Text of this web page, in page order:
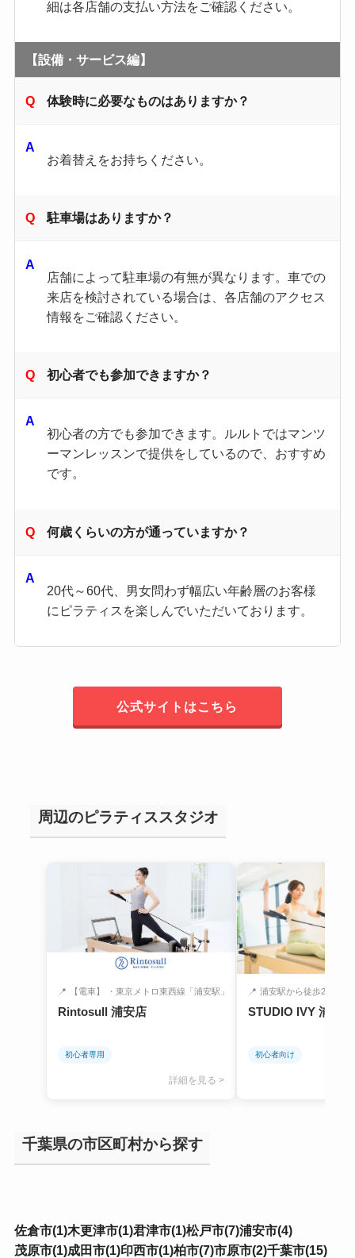
細は各店舗の支払い方法をご確認ください。​
【設備・サービス編】
体験時に必要なものはありますか？
お着替えをお持ちください。
駐車場はありますか？
店舗によって駐車場の有無が異なります。​車での
来店を検討されている場合は、各店舗のアクセス
情報をご確認ください。
初心者でも参加できますか？
初心者の方でも参加できます。ルルトではマンツ
ーマンレッスンで提供をしているので、おすすめ
です。
何歳くらいの方が通っていますか？
20代～60代、男女問わず幅広い年齢層のお客様
にピラティスを楽しんでいただいております。
公式サイトはこちら
周辺のピラティススタジオ
📍 【電車】 ・東京メトロ東西線「浦安駅」北...
Rintosull 浦安店
初心者専用
詳細を見る >
📍 浦安駅から徒歩2分
STUDIO IVY 浦安店
初心者向け
千葉県の市区町村から探す
佐倉市(1)木更津市(1)君津市(1)松戸市(7)浦安市(4)
茂原市(1)成田市(1)印西市(1)柏市(7)市原市(2)千葉市(15)